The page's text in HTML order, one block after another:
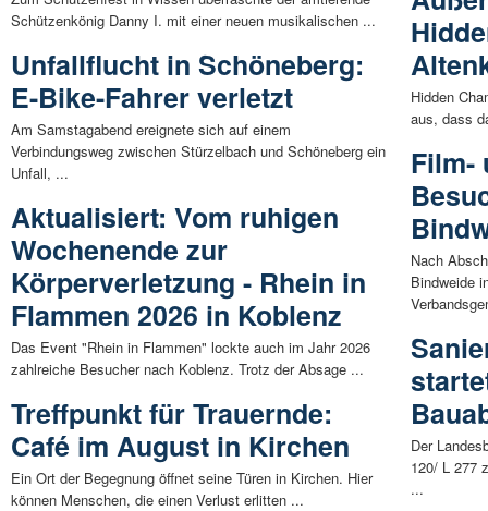
Schützenkönig Danny I. mit einer neuen musikalischen ...
Unfallflucht in Schöneberg:
E-Bike-Fahrer verletzt
Am Samstagabend ereignete sich auf einem
Verbindungsweg zwischen Stürzelbach und Schöneberg ein
Unfall, ...
Aktualisiert: Vom ruhigen
Wochenende zur
Körperverletzung - Rhein in
Flammen 2026 in Koblenz
Das Event "Rhein in Flammen" lockte auch im Jahr 2026
zahlreiche Besucher nach Koblenz. Trotz der Absage ...
Treffpunkt für Trauernde:
Café im August in Kirchen
Ein Ort der Begegnung öffnet seine Türen in Kirchen. Hier
können Menschen, die einen Verlust erlitten ...
Hidden
aus, dass
Film-
Nach
Bindweide
Der
120/ L 277
...